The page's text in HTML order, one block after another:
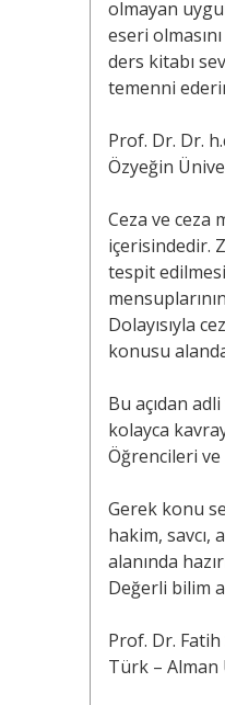
olmayan
eseri
ders kitabı
temenni
Prof. Dr. Dr.
Özyeğin
Ceza ve ceza
içerisindedir.
tespit
Dolayısıyla
konusu
Bu açıdan
kolayca
Öğrencileri ve
Gerek konu
hakim, savcı,
alanında
Değerli bilim
Prof. Dr.
Türk –